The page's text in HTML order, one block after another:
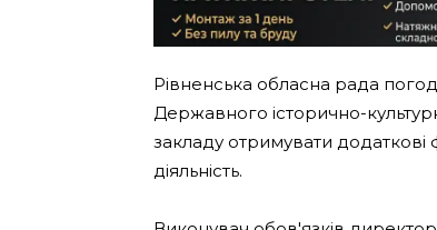
Рівненська обласна рада
Державного історично-
закладу отримувати
діяльність.